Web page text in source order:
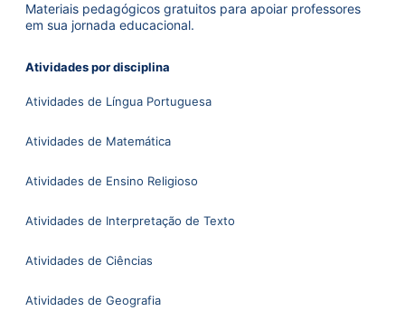
Materiais pedagógicos gratuitos para apoiar professores
em sua jornada educacional.
Atividades por disciplina
Atividades de Língua Portuguesa
Atividades de Matemática
Atividades de Ensino Religioso
Atividades de Interpretação de Texto
Atividades de Ciências
Atividades de Geografia